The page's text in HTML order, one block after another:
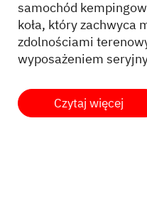
samochód
koła, który zachwyca
zdolnościami
wyposażeniem
Czytaj więcej